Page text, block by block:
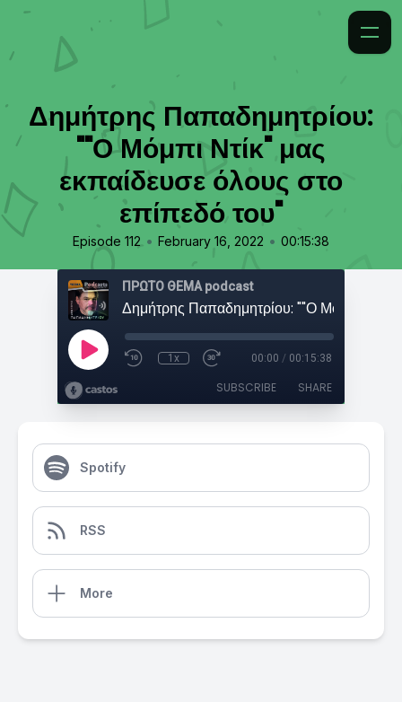
Δημήτρης Παπαδημητρίου:
""Ο Μόμπι Ντίκ" μας
εκπαίδευσε όλους στο
επίπεδό του"
Episode 112 • February 16, 2022 • 00:15:38
ΠΡΩΤΟ ΘΕΜΑ podcast
1x 00:00 / 00:15:38
SUBSCRIBE SHARE
Spotify
RSS
More